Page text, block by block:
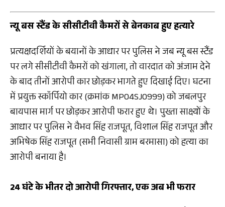
न्यू बस स्टैंड के सीसीटीवी कैमरों से बेनकाब हुए हत्यारे
प्रत्यक्षदर्शियों के बयानों के आधार पर पुलिस ने जब न्यू बस स्टैंड
पर लगे सीसीटीवी कैमरों को खंगाला, तो वारदात को अंजाम देने
के बाद तीनों आरोपी कार छोड़कर भागते हुए दिखाई दिए। घटना
में प्रयुक्त स्कॉर्पियो कार (क्रमांक MP04SJ0999) को जबलपुर
बायपास मार्ग पर छोड़कर आरोपी फरार हुए थे। पुख्ता साक्ष्यों के
आधार पर पुलिस ने वैभव सिंह राजपूत, विशाल सिंह राजपूत और
अभिषेक सिंह राजपूत (सभी निवासी ग्राम बरमासा) को हत्या का
आरोपी बनाया है।
24 घंटे के भीतर दो आरोपी गिरफ्तार, एक अब भी फरार